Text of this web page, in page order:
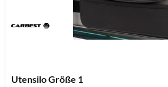
Utensilo Größe 1